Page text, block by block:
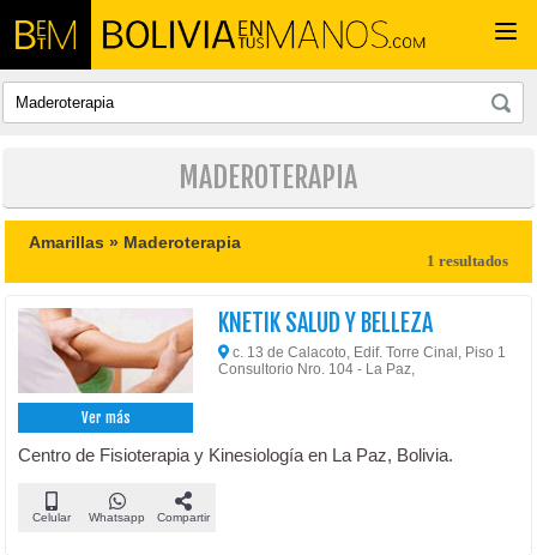
MADEROTERAPIA
Amarillas » Maderoterapia
1 resultados
Ver más
KNETIK SALUD Y BELLEZA
c. 13 de Calacoto, Edif. Torre Cinal, Piso 1
Consultorio Nro. 104 - La Paz,
Centro de Fisioterapia y Kinesiología en La Paz, Bolivia.
Celular Whatsapp Compartir